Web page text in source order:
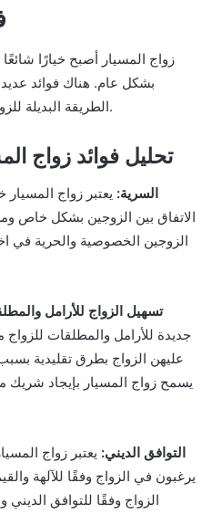
زواج المسيار أصبح خيارًا
بشكل عام. هناك فوائد
الطريقة البديلة للزواج، سواء للأفراد أو للمجتمع ككل.
تحليل فوائد زواج
1. السرية: يعتبر زواج
الاتفاق بين الزوجين بشكل
الزوجين الخصوصية والحرية في
2. تسهيل الزواج للأرامل
جديدة للأرامل والمطلقات
عليهن الزواج بطرق تقليدية
يسمح زواج المسيار بإيجاد شريك
3. التوافق الديني: يعتبر زواج
يرغبون في الزواج وفقًا للآلهة
الزواج وفقًا للتوافق